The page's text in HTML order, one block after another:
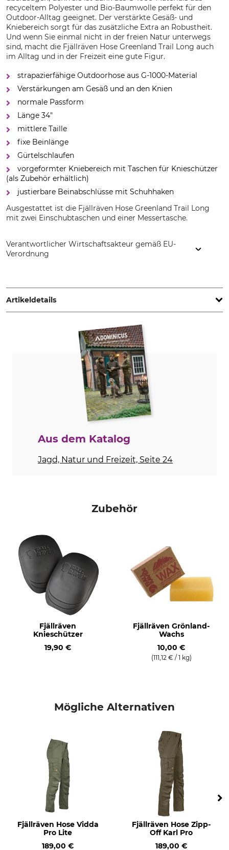
recyceltem Polyester und Bio-Baumwolle perfekt für den
Outdoor-Alltag geeignet. Der verstärkte Gesäß- und
Kniebereich sorgt für das zusätzliche Extra an Robustheit.
Und wenn Sie einmal nicht in der freien Natur unterwegs
sind, macht die Fjällräven Hose Greenland Trail Long auch
im Alltag und in der Freizeit eine gute Figur.
strapazierfähige Outdoorhose aus G-1000-Material
Verstärkungen am Gesäß und an den Knien
normale Passform
Länge 34"
mittlere Taille
fixe Beinlänge
Gürtelschlaufen
vorgeformter Kniebereich mit Taschen für Knieschützer
(als Zubehör erhältlich)
justierbare Beinabschlüsse mit Schuhhaken
Ausgestattet ist die Fjällräven Hose Greenland Trail Long
mit zwei Einschubtaschen und einer Messertasche.
Verantwortlicher Wirtschaftsakteur gemäß EU-
Verordnung
Sweden, www.fjallraven.com
Artikeldetails
Produkttyp
Hose
Modellbezeichnung
Greenland Trail Long
Oberstoff
65% Polyester
35% Baumwolle
Nichttextile Teile tierischen
Waschen
40 °C Buntwäsche
Bleichen
Nicht bleichen
Trocknen
Nicht im Wäschetrockner
trocknen
Bergjagd
Pirsch
Trekkingtouren
Wanderung
Jahreszeit
Sommer
Recyceltes Material
Aus dem Katalog
Jagd, Natur und Freizeit, Seite 24
Zubehör
Fjällräven
Knieschützer
19,90 €
Fjällräven Grönland-
Wachs
10,00 €
(111,12 € / 1 kg)
Mögliche Alternativen
Fjällräven Hose Vidda
Pro Lite
189,00 €
Fjällräven Hose Zipp-
Off Karl Pro
189,00 €